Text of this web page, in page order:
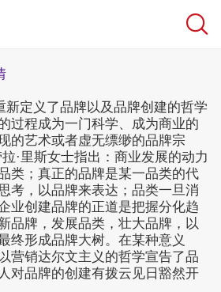
定义了品牌以及品牌创建的哲学
过程成为一门科学、成为商业的
的艺术或者虚无缥缈的品牌宗
·里斯女士指出：商业发展的动力
类；真正的品牌是某一品类的代
考，以品牌来表达；品类一旦消
业创建品牌的正道是把握分化趋
品牌，发展品类，壮大品牌，以
终形成品牌大树。在某种意义
营销达尔文主义的哲学宣告了品
对品牌的创建有拨云见日豁然开